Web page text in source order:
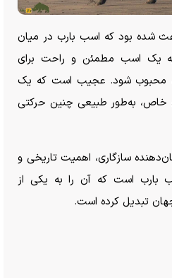
شده بود که اسب بارب در میان
یک اسب مطمئن و راحت برای
محبوب شود. عجیب است که یک
خاص، به‌طور طبیعی چنین حرکتی
سازگاری، اهمیت تاریخی و
بارب است که آن را به یکی از
تبدیل کرده است.